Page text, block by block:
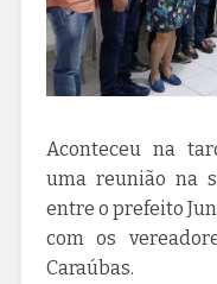
Aconteceu na
uma reunião na
entre o prefeito
com os
Caraúbas.